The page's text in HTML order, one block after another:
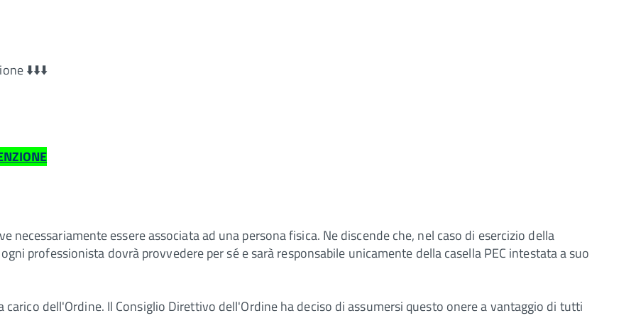
⬇️⬇️⬇️
necessariamente essere associata ad una persona fisica. Ne discende che, nel caso di esercizio della
professionista dovrà provvedere per sé e sarà responsabile unicamente della casella PEC intestata a suo
dell'Ordine. Il Consiglio Direttivo dell'Ordine ha deciso di assumersi questo onere a vantaggio di tutti